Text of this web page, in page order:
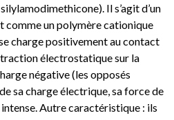
Il s’agit d’un
comme un polymère cationique
charge positivement au contact
électrostatique sur la
négative (les opposés
sa charge électrique, sa force de
Autre caractéristique : ils